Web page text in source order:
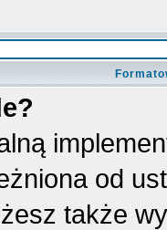
od
także